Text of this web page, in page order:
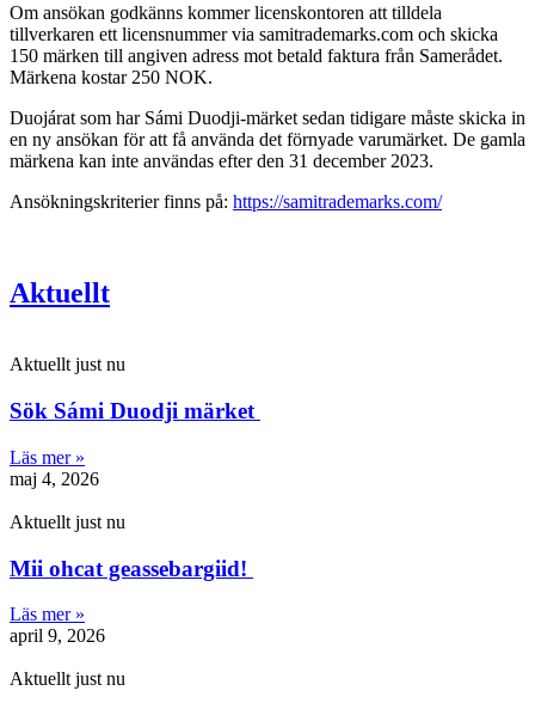
Om ansökan godkänns kommer licenskontoren att tilldela
tillverkaren ett licensnummer via samitrademarks.com och skicka
150 märken till angiven adress mot betald faktura från Samerådet.
Märkena kostar 250 NOK.
Duojárat som har Sámi Duodji-märket sedan tidigare måste skicka in
en ny ansökan för att få använda det förnyade varumärket. De gamla
märkena kan inte användas efter den 31 december 2023.
Ansökningskriterier finns på: https://samitrademarks.com/
Aktuellt
Aktuellt just nu
Sök Sámi Duodji märket
Läs mer »
maj 4, 2026
Aktuellt just nu
Mii ohcat geassebargiid!
Läs mer »
april 9, 2026
Aktuellt just nu